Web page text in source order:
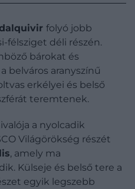
folyó jobb
félsziget déli részén.
bárokat és
belváros aranyszínű
erkélyei és belső
teremtenek.
a nyolcadik
Világörökség részét
, amely ma
Külseje és belső tere a
egyik legszebb